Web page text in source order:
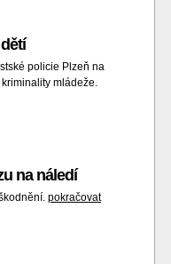
policie Plzeň na
mládeže.
na náledí
pokračovat